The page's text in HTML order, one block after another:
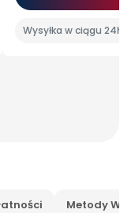
Wysyłka w ciągu 24h
Metody